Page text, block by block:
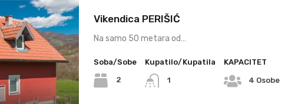
Vikendica PERIŠIĆ
Na samo 50 metara od…
Soba/Sobe
2
Kupatilo/Kupatila
1
KAPACITET
4 Osobe